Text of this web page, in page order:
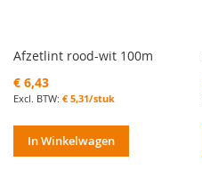
Afzetlint rood-wit 100m
€ 6,43
€ 5,31/stuk
In Winkelwagen